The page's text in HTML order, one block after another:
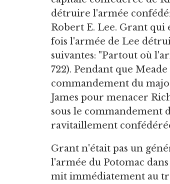
détruire l'armée
Robert E. Lee. Grant
fois l'armée de Lee
suivantes: "Partout où
722). Pendant que
commandement du
James pour menacer
sous le commandement
ravitaillement
Grant n'était pas un
l'armée du Potomac
mit immédiatement au